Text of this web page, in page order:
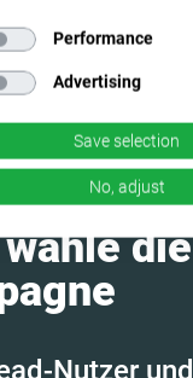
die
Nutzer und
Performance
Advertising
Save selection
No, adjust